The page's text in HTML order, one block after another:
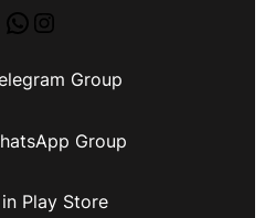
Group
Group
Play Store